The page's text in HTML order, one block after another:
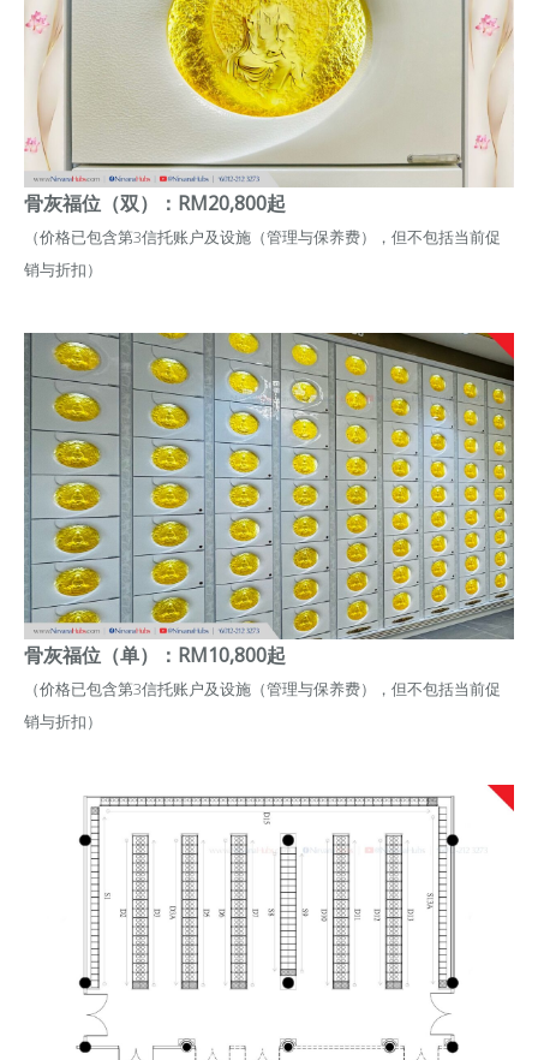
骨灰福位（双）：RM20,800起
（价格已包含第3信托账户及设施（管理与保养费），但不包括当前促
销与折扣）
骨灰福位（单）：RM10,800起
（价格已包含第3信托账户及设施（管理与保养费），但不包括当前促
销与折扣）